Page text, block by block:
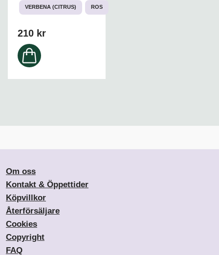
210 kr
väljas
på
produktsidan
VERBENA (CITRUS) ROS
Om oss
Kontakt & Öppettider
Köpvillkor
Återförsäljare
Cookies
Copyright
FAQ